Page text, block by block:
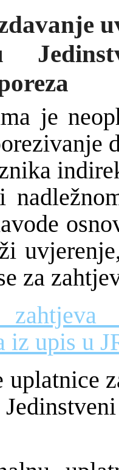
je
za
iz upis u
uplatnice